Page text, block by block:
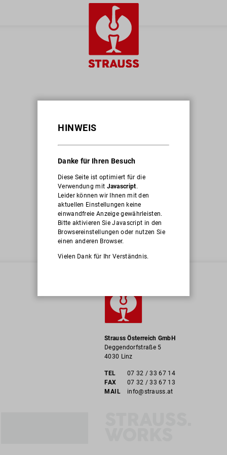
Strauss Österreich GmbH
Deggendorfstraße 5
4030 Linz
TEL
07 32 / 33 67 14
FAX
07 32 / 33 67 13
MAIL
info@strauss.at
HINWEIS
Danke für Ihren Besuch
Diese Seite ist optimiert für die
Verwendung mit Javascript.
Leider können wir Ihnen mit den
aktuellen Einstellungen keine
einwandfreie Anzeige gewährleisten.
Bitte aktivieren Sie Javascript in den
Browsereinstellungen oder nutzen Sie
einen anderen Browser.
Vielen Dank für Ihr Verständnis.